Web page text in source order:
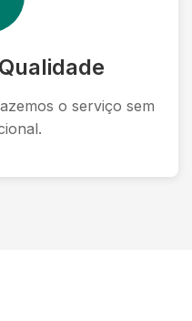
o serviço sem